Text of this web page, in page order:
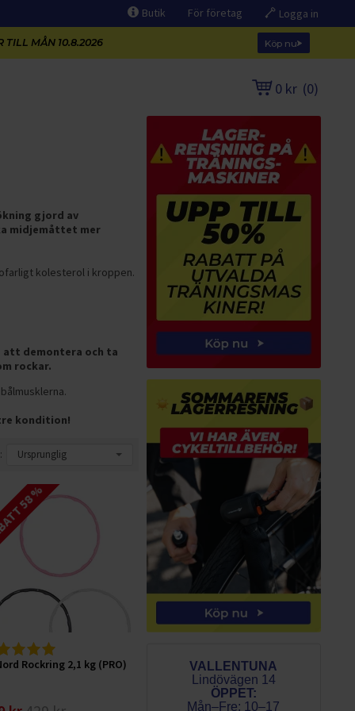
Butik För företag Logga in
TILL MÅN 10.8.2026 Köp nu
0 kr (0)
gjord av
midjemåttet mer
kolesterol i kroppen.
demontera och ta
rockar.
kondition!
58 %
Rockring 2,1 kg (PRO)
VALLENTUNA
Lindövägen 14
ÖPPET:
Mån–Fre: 10–17